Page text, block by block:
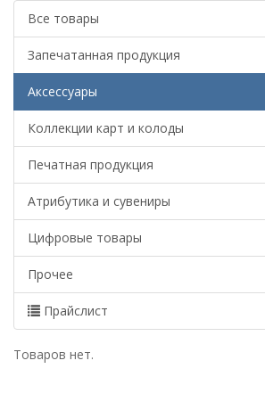
Все товары
Запечатанная продукция
Аксессуары
Коллекции карт и колоды
Печатная продукция
Атрибутика и сувениры
Цифровые товары
Прочее
Прайслист
Товаров нет.